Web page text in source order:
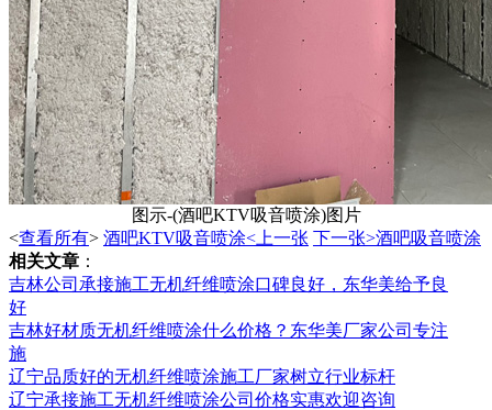
图示-(酒吧KTV吸音喷涂)图片
<查看所有> 酒吧KTV吸音喷涂<上一张 下一张>酒吧吸音喷涂
相关文章 ：
吉林公司承接施工无机纤维喷涂口碑良好，东华美给予良
好
吉林好材质无机纤维喷涂什么价格？东华美厂家公司专注
施
辽宁品质好的无机纤维喷涂施工厂家树立行业标杆
辽宁承接施工无机纤维喷涂公司价格实惠欢迎咨询